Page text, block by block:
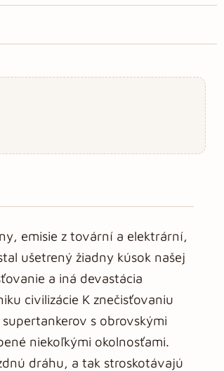
emisie z tovární a elektrární,
ušetrený žiadny kúsok našej
a iná devastácia
civilizácie K znečisťovaniu
s obrovskými
niekoľkými okolnosťami.
dráhu, a tak stroskotávajú